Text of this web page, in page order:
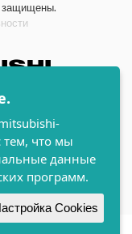
защищены.
тем, что мы
данные
программ.
Cookies